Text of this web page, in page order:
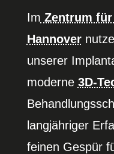
Im Zentrum
Hannover
unserer
moderne 3D-
langjäh­riger
feinen Gespür